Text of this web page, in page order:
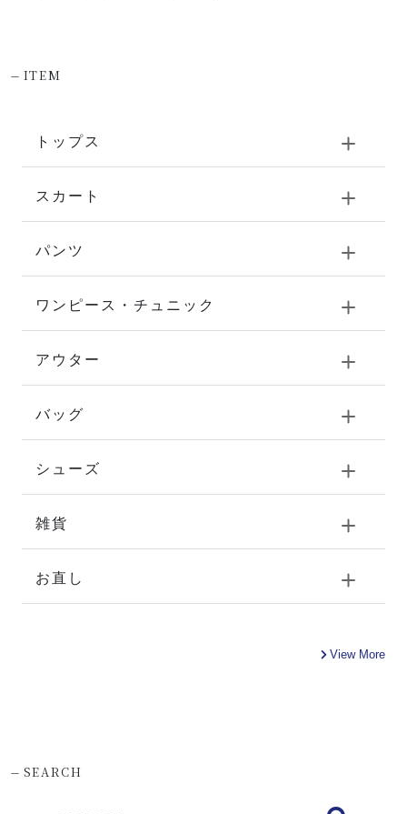
-ITEM
トップス
スカート
パンツ
ワンピース・チュニック
アウター
バッグ
シューズ
雑貨
お直し
View More
-SEARCH